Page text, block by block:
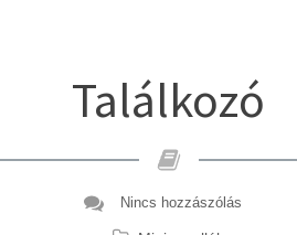
Találkozó
Nincs hozzászólás